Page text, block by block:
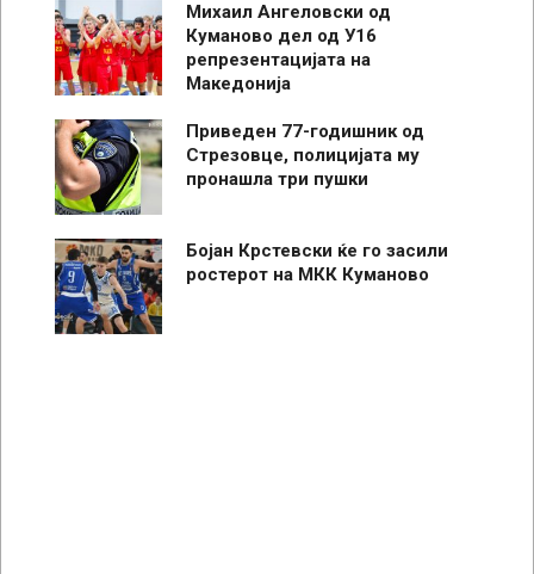
Михаил Ангеловски од
Куманово дел од У16
репрезентацијата на
Македонија
Приведен 77-годишник од
Стрезовце, полицијата му
пронашла три пушки
Бојан Крстевски ќе го засили
ростерот на МКК Куманово